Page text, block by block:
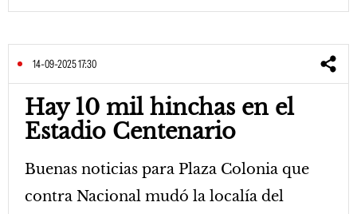
14-09-2025 17:30
Hay 10 mil hinchas en el
Estadio Centenario
Buenas noticias para Plaza Colonia que
contra Nacional mudó la localía del